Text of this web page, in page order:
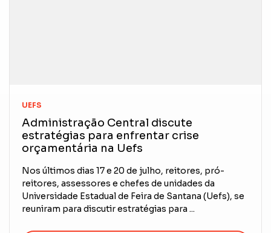
UEFS
Administração Central discute
estratégias para enfrentar crise
orçamentária na Uefs
Nos últimos dias 17 e 20 de julho, reitores, pró-
reitores, assessores e chefes de unidades da
Universidade Estadual de Feira de Santana (Uefs), se
reuniram para discutir estratégias para ...